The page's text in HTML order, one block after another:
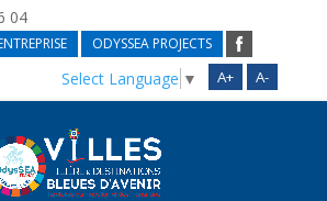
04
ODYSSEA PROJECTS
A+ A-
Select Language ▼